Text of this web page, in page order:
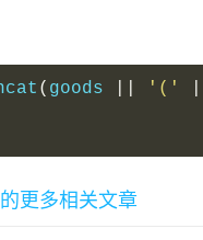
( goods '('
更多相关文章